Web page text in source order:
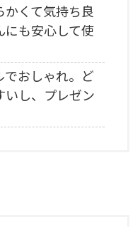
かくて気持ち良
にも安心して使
でおしゃれ。ど
いし、プレゼン